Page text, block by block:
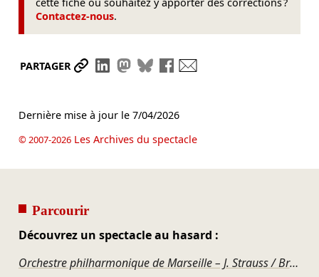
Contactez-nous.
PARTAGER Partager le lien
Partager sur LinkedIn
Partager sur Mastodon
Partager sur Bluesky
Partager sur Facebook
Dernière mise à jour le 7/04/2026
© 2007-2026Les Archives du spectacle
Parcourir
Découvrez un spectacle au hasard :
Orchestre philharmonique de Marseille – J. Strauss / Brahms / R. Strauss